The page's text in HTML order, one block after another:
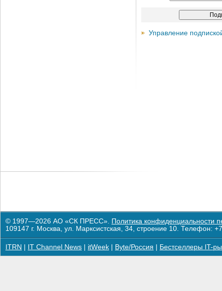
Управление
© 1997—2026 АО «СК ПРЕСС». Политика конфиденциальности
109147 г. Москва, ул. Марксистская, 34, строение 10. Телефон:
ITRN IT Channel News itWeek Byte/Россия Бестселлеры IT-